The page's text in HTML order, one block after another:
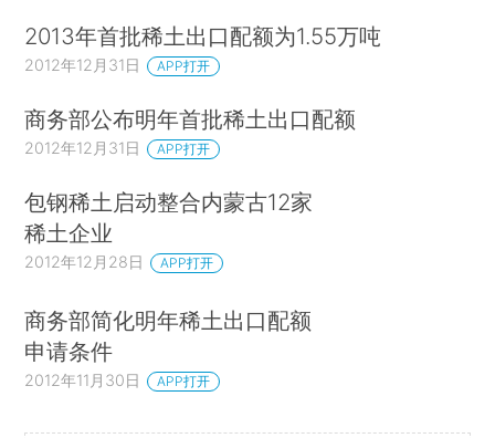
2013年首批稀土出口配额为1.55万吨
2012年12月31日 APP打开
商务部公布明年首批稀土出口配额
2012年12月31日 APP打开
包钢稀土启动整合内蒙古12家
稀土企业
2012年12月28日 APP打开
商务部简化明年稀土出口配额
申请条件
2012年11月30日 APP打开